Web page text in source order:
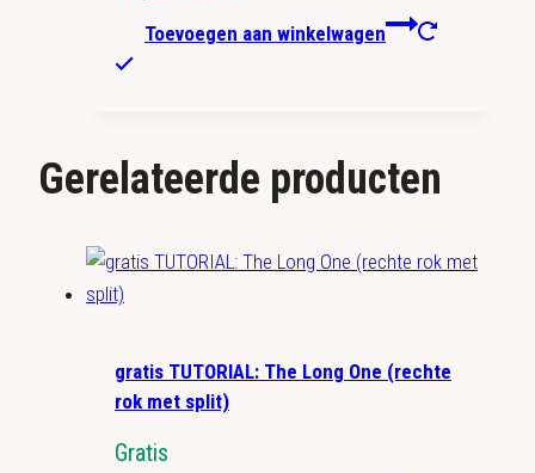
Toevoegen aan winkelwagen
Gerelateerde producten
gratis TUTORIAL: The Long One (rechte
rok met split)
Gratis